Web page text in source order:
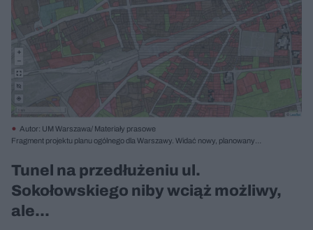
Autor: UM Warszawa/ Materiały prasowe
Fragment projektu planu ogólnego dla Warszawy. Widać nowy, planowany
Tunel na przedłużeniu ul.
Sokołowskiego niby wciąż możliwy,
ale...